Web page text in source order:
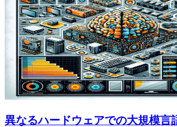
異なるハードウェアでの大規模言